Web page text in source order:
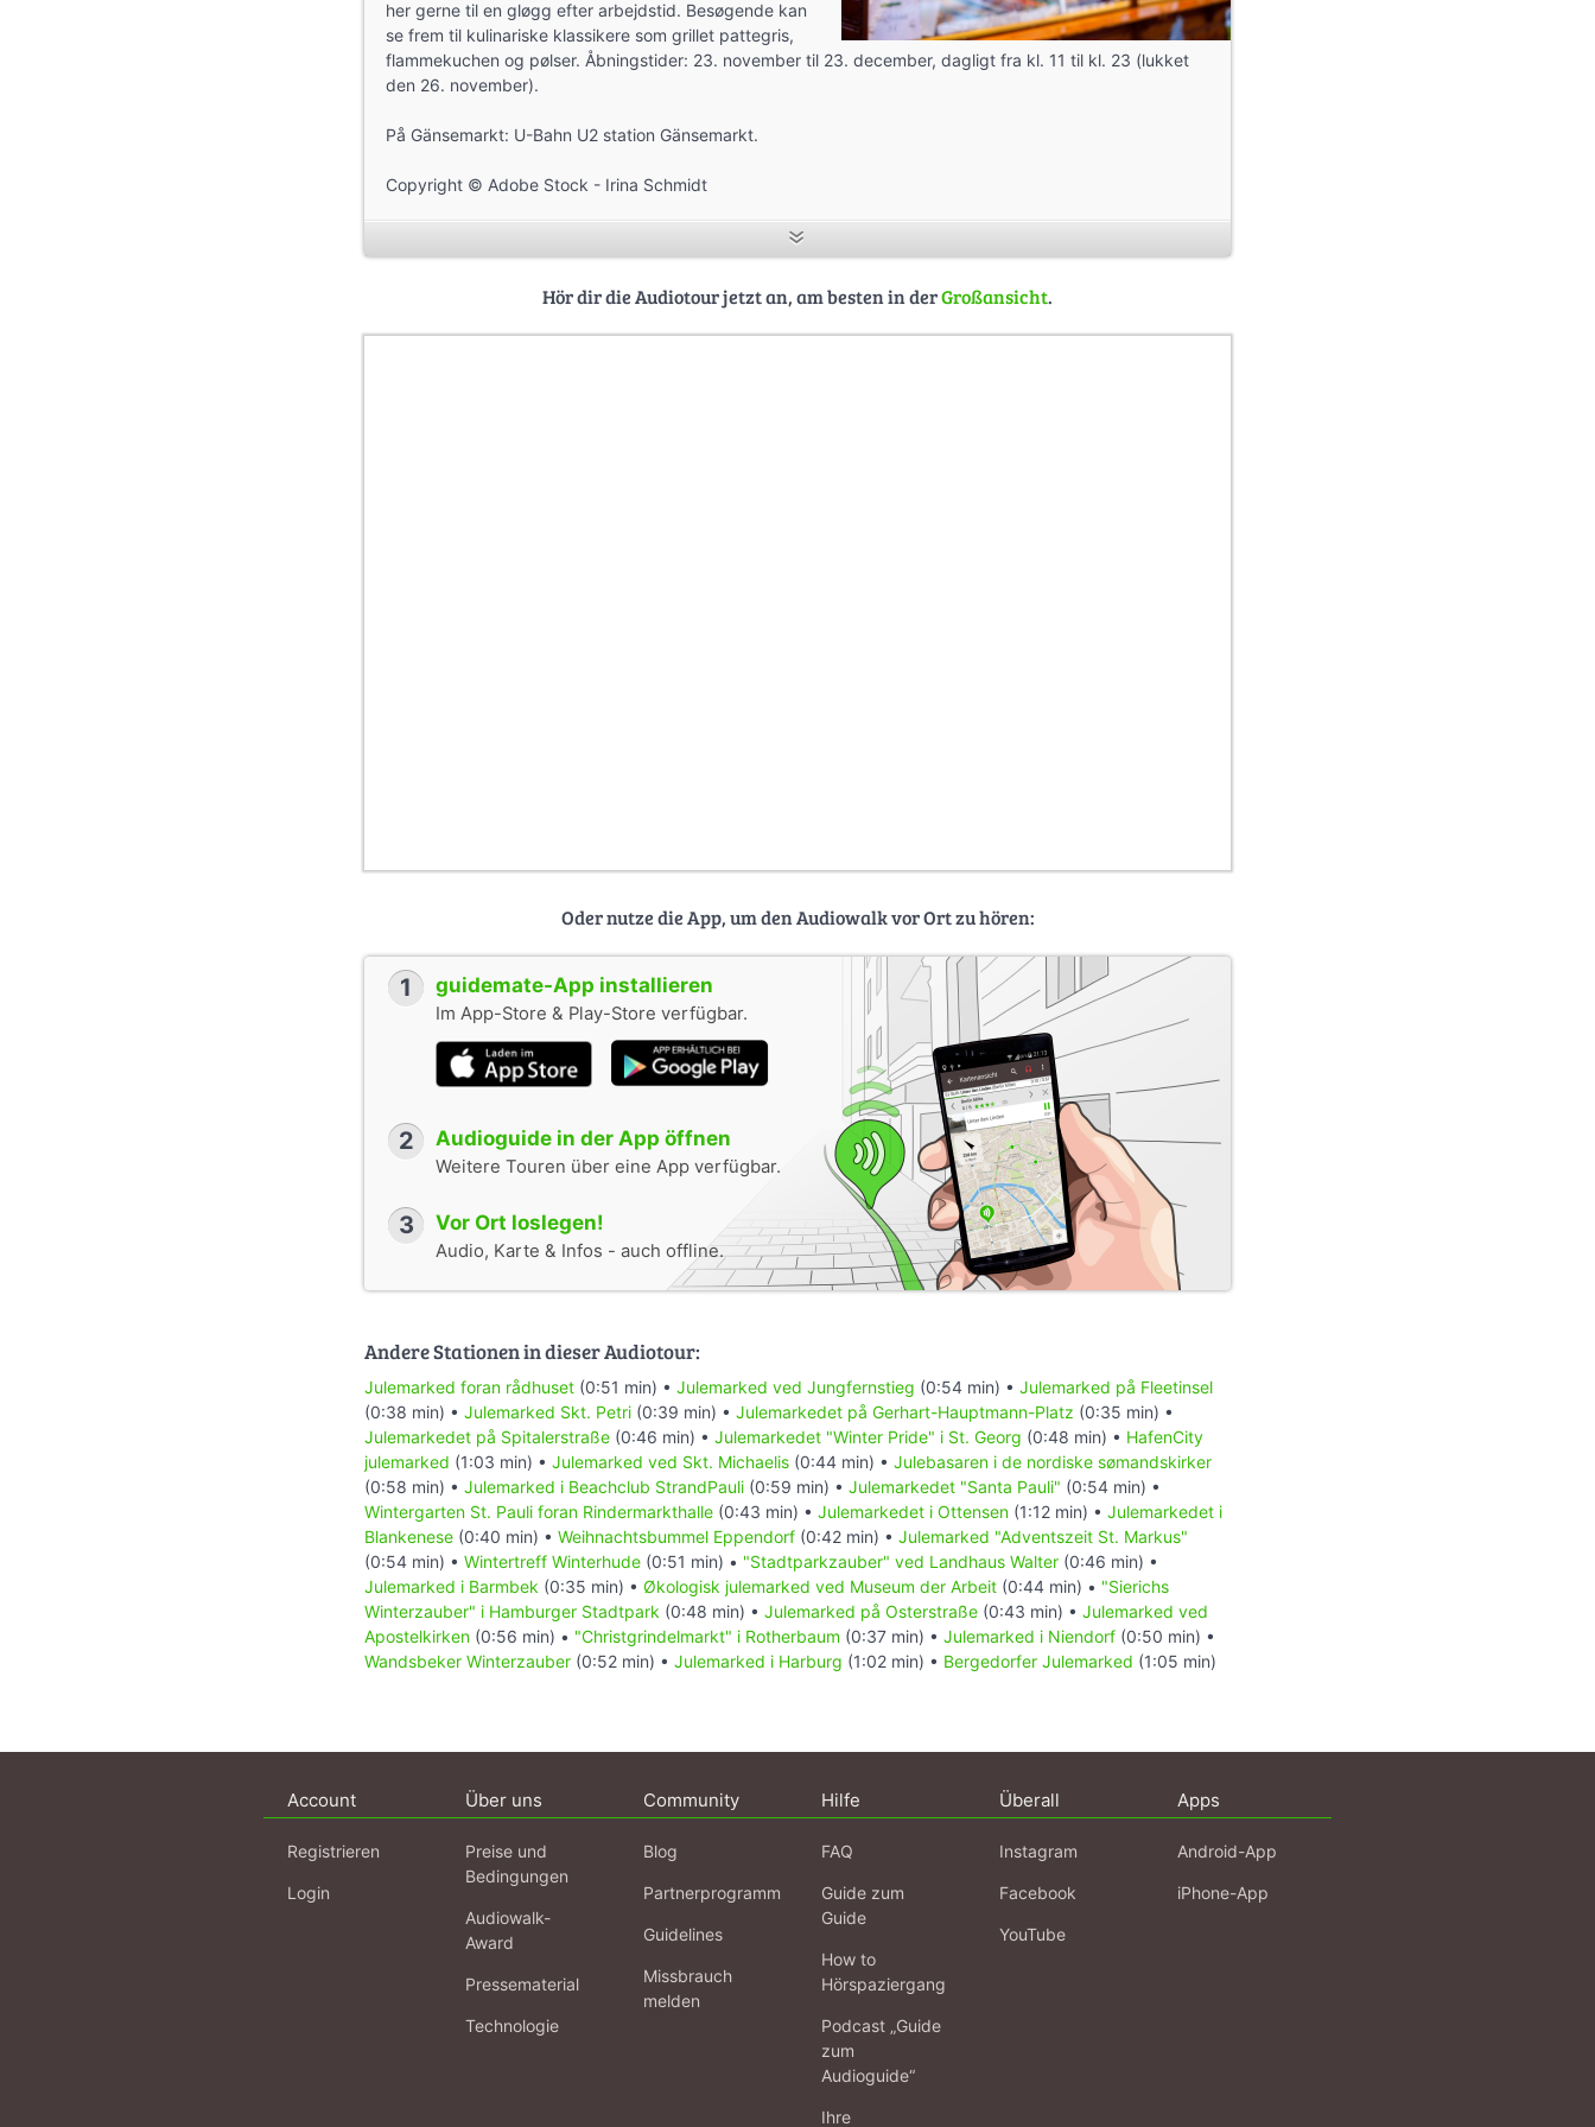
her gerne til en gløgg efter arbejdstid. Besøgende kan
se frem til kulinariske klassikere som grillet pattegris,
flammekuchen og pølser. Åbningstider: 23. november til 23. december, dagligt fra kl. 11 til kl. 23 (lukket
den 26. november).
På Gänsemarkt: U-Bahn U2 station Gänsemarkt.
Copyright © Adobe Stock - Irina Schmidt
Hör dir die Audiotour jetzt an, am besten in derGroßansicht.
Oder nutze die App, um den Audiowalk vor Ort zu hören:
1 guidemate-App installieren
Im App-Store & Play-Store verfügbar.
2 Audioguide in der App öffnen
Weitere Touren über eine App verfügbar.
3 Vor Ort loslegen!
Audio, Karte & Infos - auch offline.
Andere Stationen in dieser Audiotour:
Julemarked foran rådhuset (0:51 min) • Julemarked ved Jungfernstieg (0:54 min) • Julemarked på Fleetinsel
(0:38 min) • Julemarked Skt. Petri (0:39 min) • Julemarkedet på Gerhart-Hauptmann-Platz (0:35 min) •
Julemarkedet på Spitalerstraße (0:46 min) • Julemarkedet "Winter Pride" i St. Georg (0:48 min) • HafenCity
julemarked (1:03 min) • Julemarked ved Skt. Michaelis (0:44 min) • Julebasaren i de nordiske sømandskirker
(0:58 min) • Julemarked i Beachclub StrandPauli (0:59 min) • Julemarkedet "Santa Pauli" (0:54 min) •
Wintergarten St. Pauli foran Rindermarkthalle (0:43 min) • Julemarkedet i Ottensen (1:12 min) • Julemarkedet i
Blankenese (0:40 min) • Weihnachtsbummel Eppendorf (0:42 min) • Julemarked "Adventszeit St. Markus"
(0:54 min) • Wintertreff Winterhude (0:51 min) • "Stadtparkzauber" ved Landhaus Walter (0:46 min) •
Julemarked i Barmbek (0:35 min) • Økologisk julemarked ved Museum der Arbeit (0:44 min) • "Sierichs
Winterzauber" i Hamburger Stadtpark (0:48 min) • Julemarked på Osterstraße (0:43 min) • Julemarked ved
Apostelkirken (0:56 min) • "Christgrindelmarkt" i Rotherbaum (0:37 min) • Julemarked i Niendorf (0:50 min) •
Wandsbeker Winterzauber (0:52 min) • Julemarked i Harburg (1:02 min) • Bergedorfer Julemarked (1:05 min)
Account
Registrieren
Login
Über uns
Preise und
Bedingungen
Audiowalk-
Award
Pressematerial
Technologie
Community
Blog
Partnerprogramm
Guidelines
Missbrauch
melden
Hilfe
FAQ
Guide zum
Guide
How to
Hörspaziergang
Podcast „Guide
zum
Audioguide“
Ihre
Überall
Instagram
Facebook
YouTube
Apps
Android-App
iPhone-App